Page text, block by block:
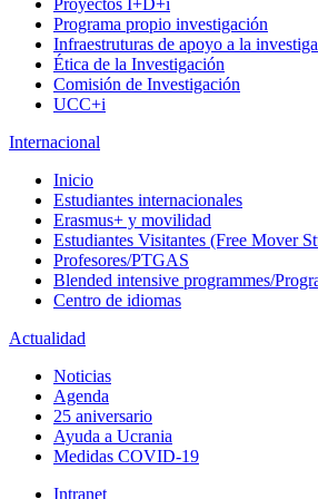
Proyectos I+D+i
Programa propio investigación
Infraestruturas de apoyo a la
Ética de la Investigación
Comisión de Investigación
UCC+i
Internacional
Inicio
Estudiantes internacionales
Erasmus+ y movilidad
Estudiantes Visitantes (Free Mover
Profesores/PTGAS
Blended intensive programmes/
Centro de idiomas
Actualidad
Noticias
Agenda
25 aniversario
Ayuda a Ucrania
Medidas COVID-19
Intranet